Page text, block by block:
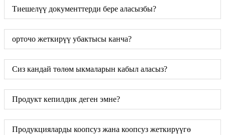
Тиешелүү документтерди бере аласызбы?
орточо жеткирүү убактысы канча?
Сиз кандай төлөм ыкмаларын кабыл аласыз?
Продукт кепилдик деген эмне?
Продукцияларды коопсуз жана коопсуз жеткирүүгө